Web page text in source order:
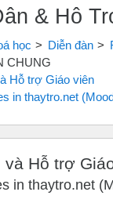
& Hỗ
học Diễn đàn
CHUNG
Hỗ trợ Giáo viên
in thaytro.net
Hỗ trợ
in thaytro.net